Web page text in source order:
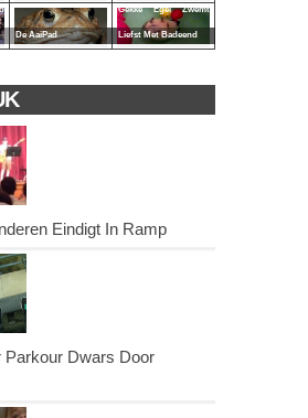
De AaiPad
Gekke Egel Zwemt
Liefst Met Badeend
Eindigt In Ramp
Parkour Dwars Door